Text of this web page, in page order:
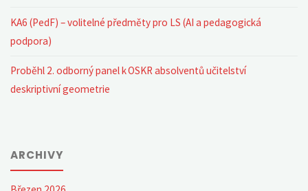
KA6 (PedF) – volitelné předměty pro LS (AI a pedagogická
podpora)
Proběhl 2. odborný panel k OSKR absolventů učitelství
deskriptivní geometrie
ARCHIVY